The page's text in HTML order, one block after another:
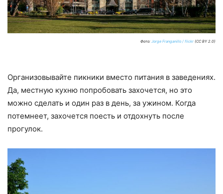
Фото: Jorge Franganillo / flickr (CC BY 2.0)
Организовывайте пикники вместо питания в заведениях.
Да, местную кухню попробовать захочется, но это
можно сделать и один раз в день, за ужином. Когда
потемнеет, захочется поесть и отдохнуть после
прогулок.